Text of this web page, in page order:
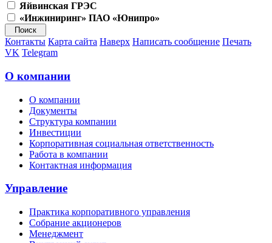
Яйвинская ГРЭС
«Инжиниринг» ПАО «Юнипро»
Контакты Карта сайта Наверх Написать сообщение Печать
VK Telegram
О компании
О компании
Документы
Структура компании
Инвестиции
Корпоративная социальная ответственность
Работа в компании
Контактная информация
Управление
Практика корпоративного управления
Собрание акционеров
Менеджмент